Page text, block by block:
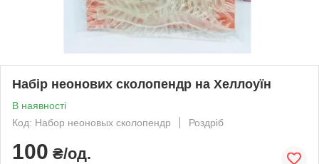
Набір неонових сколопендр на Хеллоуїн
В наявності
Код: Набор неоновых сколопендр
Роздріб
100 ₴/од.